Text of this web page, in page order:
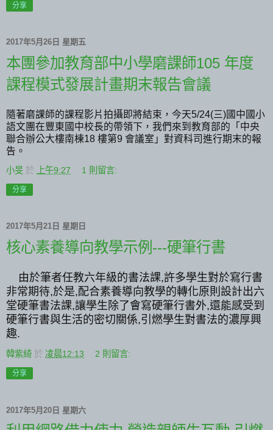
分享
2017年5月26日 星期五
本團參加教育部中小學磨課師105 年度
課程模式發展計畫期末報告會議
隨著磨課師的課程影片拍攝即將結束，今天5/24(三)國中國小
語文團在豐東國中校長的帶領下，我們來到教育部的「中央
聯合辦公大樓南棟18 樓第9 會議室」對資科司進行期末的報
告。
小旻 於 上午9:27 1 則留言:
分享
2017年5月21日 星期日
核心素養導向教學示例---硬筆行書
由於筆者任教六年級的書法課,許多學生對於寫行書
非常期待,於是,配合素養導向教學的轉化原則設計出六
堂硬筆書法課,讓學生除了會寫硬筆行書外,還能感受到
硬筆行書與生活的密切關係,引燃學生對書法的濃厚興
趣.
韓紫綺 於 凌晨12:13 2 則留言:
分享
2017年5月20日 星期六